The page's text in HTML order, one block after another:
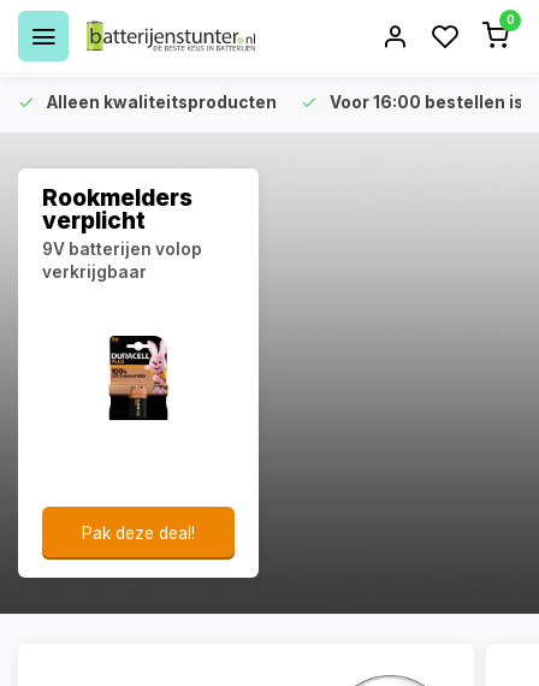
0
Alleen kwaliteitsproducten Voor 16:00 bestellen is
Rookmelders
verplicht
9V batterijen volop
verkrijgbaar
Pak deze deal!